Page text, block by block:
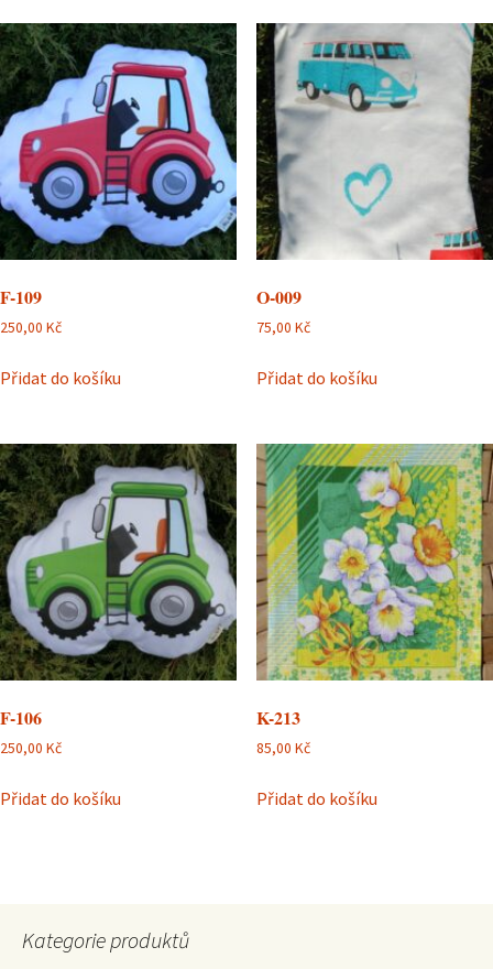
F-109
250,00 Kč
Přidat do košíku
O-009
75,00 Kč
Přidat do košíku
F-106
250,00 Kč
Přidat do košíku
K-213
85,00 Kč
Přidat do košíku
Kategorie produktů